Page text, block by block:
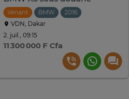
Venant BMW 2016
VDN, Dakar
2. juil., 09:15
11 300 000 F Cfa